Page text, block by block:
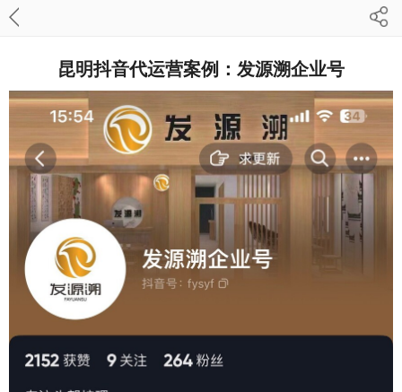
昆明抖音代运营案例：发源溯企业号